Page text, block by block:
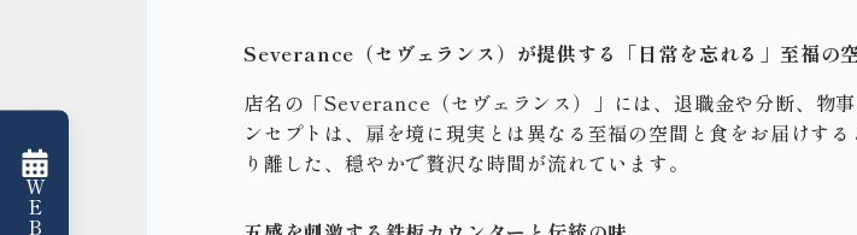
Severance（セヴェランス）が提供する「日常を忘れる」至福の
店名の「Severance（セヴェランス）」には、退職金や分断、物
ンセプトは、扉を境に現実とは異なる至福の空間と食をお届けす
り離した、穏やかで贅沢な時間が流れています。